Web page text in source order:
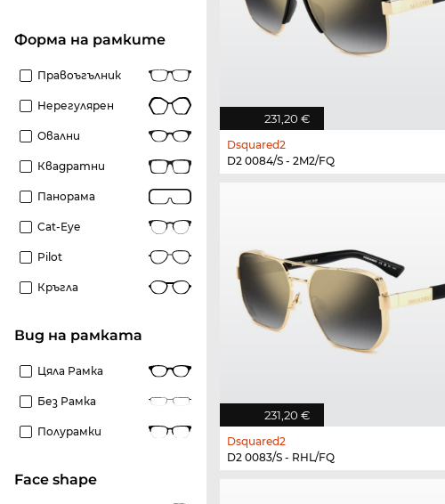
Форма на рамките
Правоъгълник
Нерегулярен
Овални
Квадратни
Панорама
Cat-Eye
Pilot
Кръгла
Вид на рамката
Цяла Рамка
Без Рамка
Полурамки
Face shape
231,20 €
Dsquared2
D2 0084/S - 2M2/FQ
231,20 €
Dsquared2
D2 0083/S - RHL/FQ